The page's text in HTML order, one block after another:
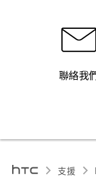
聯絡我
支援